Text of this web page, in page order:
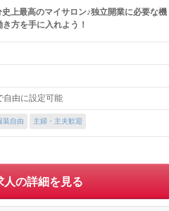
上最高のマイサロン♪独立開業に必要な機
方を手に入れよう！
自由に設定可能
装自由 主婦・主夫歓迎
人の詳細を見る